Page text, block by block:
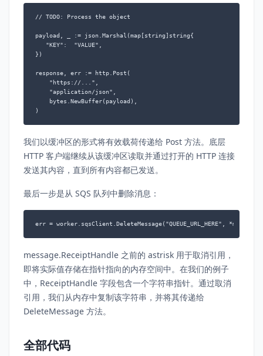
// TODO: Process the object
payload, _ := json.Marshal(map[string]string{
   "KEY":  "VALUE",
})
response, err := http.Post(
    "https://...",
    "application/json",
    bytes.NewBuffer(payload),
我们以缓冲区的形式将有效载荷传递给 Post 方法。底层
HTTP 客户端继续从该缓冲区读取并通过打开的 HTTP 连接
发送其内容，直到所有内容都已发送。
最后一步是从 SQS 队列中删除消息：
message.ReceiptHandle 之前的 astrisk 用于取消引用，
即将实际值存储在指针指向的内存空间中。在我们的例子
中，ReceiptHandle 字段包含一个字符串指针。通过取消
引用，我们从内存中复制该字符串，并将其传递给
DeleteMessage 方法。
全部代码